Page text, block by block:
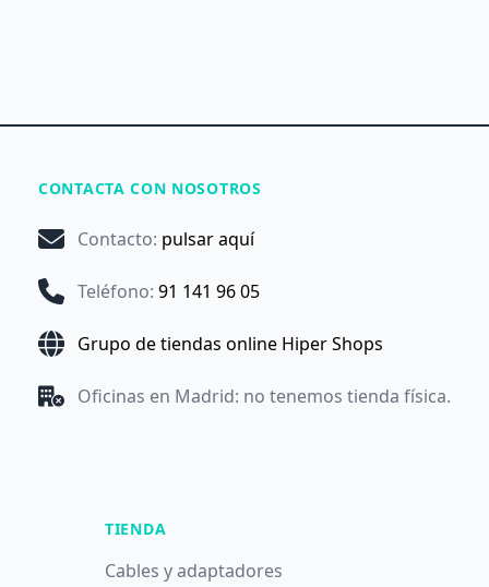
CONTACTA CON NOSOTROS
Contacto: pulsar aquí
Teléfono: 91 141 96 05
Grupo de tiendas online Hiper Shops
Oficinas en Madrid: no tenemos tienda física.
TIENDA
Cables y adaptadores